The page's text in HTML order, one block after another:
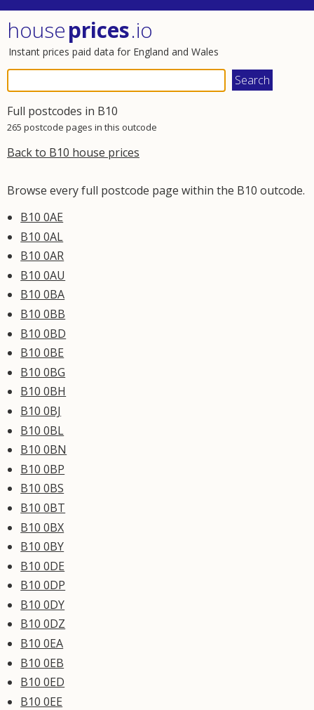
houseprices.io
Instant prices paid data for England and Wales
Full postcodes in B10
265 postcode pages in this outcode
Back to B10 house prices
Browse every full postcode page within the B10 outcode.
B10 0AE
B10 0AL
B10 0AR
B10 0AU
B10 0BA
B10 0BB
B10 0BD
B10 0BE
B10 0BG
B10 0BH
B10 0BJ
B10 0BL
B10 0BN
B10 0BP
B10 0BS
B10 0BT
B10 0BX
B10 0BY
B10 0DE
B10 0DP
B10 0DY
B10 0DZ
B10 0EA
B10 0EB
B10 0ED
B10 0EE